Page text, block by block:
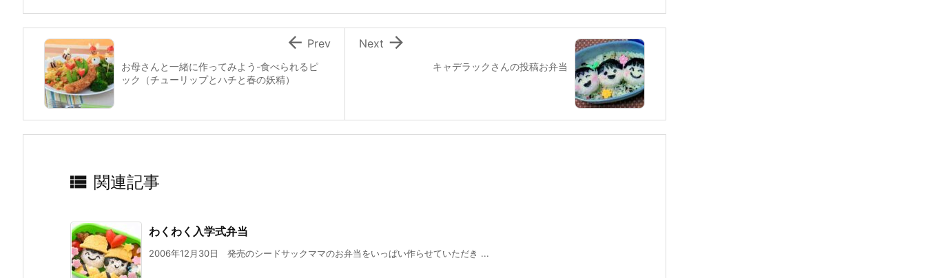
k
キャデラックさんの投稿お弁当

Next
お母さんと一緒に作ってみよう-食べられるピ
ック（チューリップとハチと春の妖精）
 Prev
 関連記事
わくわく入学式弁当
2006年12月30日 発売のシードサックママのお弁当をいっぱい作らせていただき ...